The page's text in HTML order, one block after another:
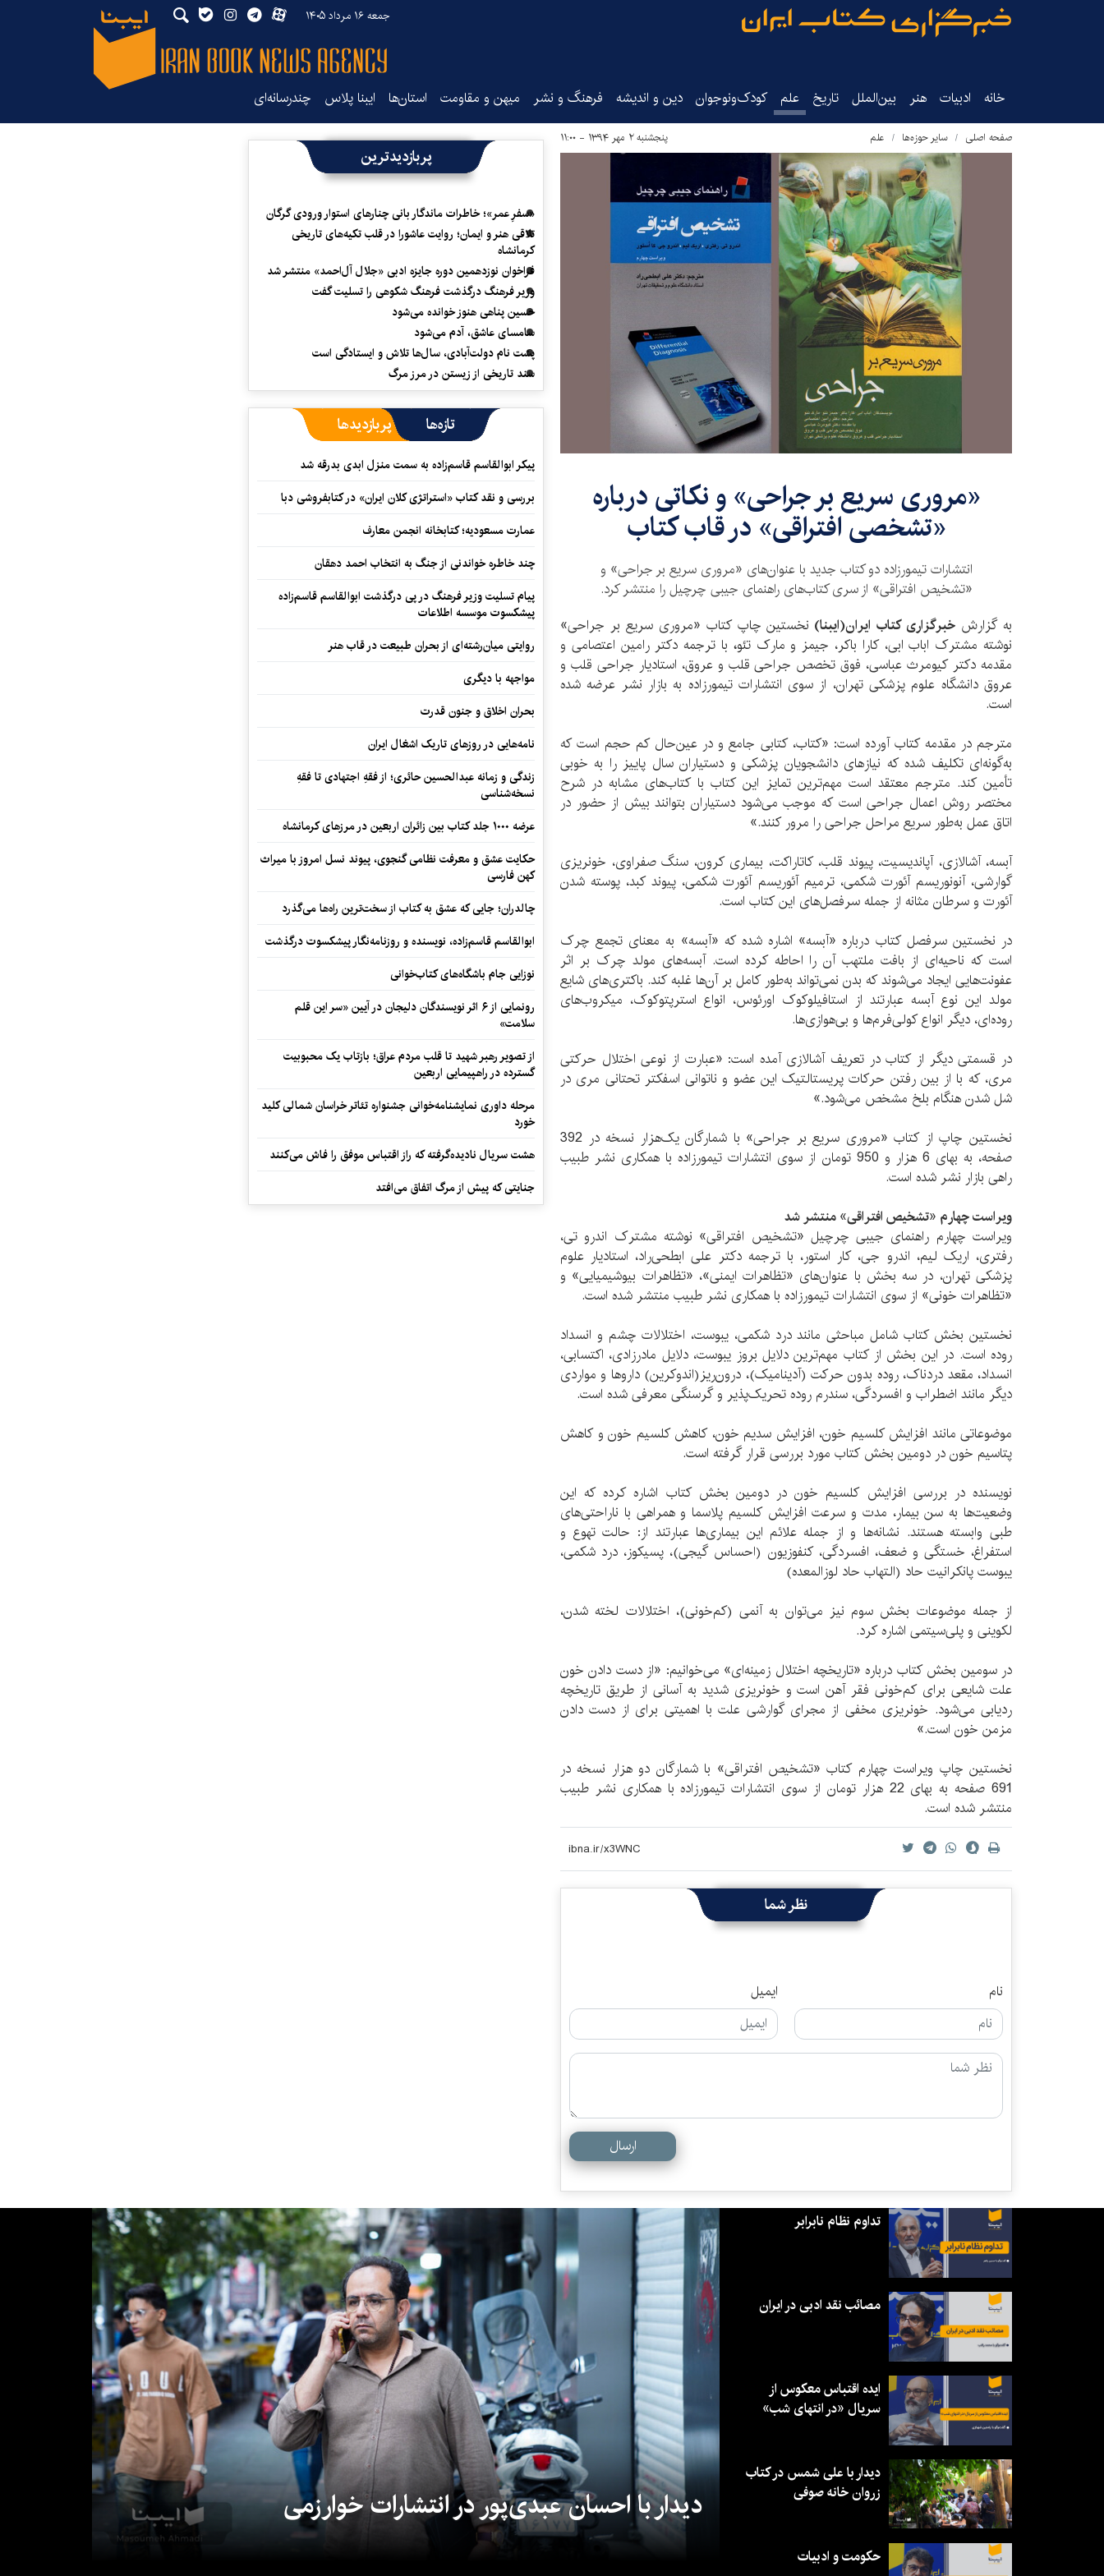
جمعه ۱۶ مرداد ۱۴۰۵
خانه ادبیات هنر بین‌الملل تاریخ‌ علم کودک‌ونوجوان دین و اندیشه فرهنگ و نشر میهن و مقاومت استان‌ها ایبنا پلاس چندرسانه‌ای
صفحه اصلی سایر حوزه‌ها علم پنجشنبه ۲ مهر ۱۳۹۴ - ۱۱:۰۰
«مروری سریع بر جراحی» و نکاتی درباره
«تشخصی افتراقی» در قاب کتاب
انتشارات تیمورزاده دو کتاب جدید با عنوان‌‌های «مروری سریع بر جراحی» و
«تشخیص افتراقی» از سری کتاب‌های راهنمای جیبی چرچیل را منتشر کرد.
به گزارش خبرگزاری کتاب ایران(ایبنا) نخستین چاپ کتاب «مروری سریع بر جراحی»
نوشته مشترک اباب ابی،‌ کارا باکر، جیمز و مارک تئو، با ترجمه دکتر رامین اعتصامی و
مقدمه دکتر کیومرث عباسی،‌ فوق تخصص جراحی قلب و عروق، استاد‌یار جراحی قلب و
عروق دانشگاه علوم پزشکی تهران، از سوی انتشارات تیمور‌زاده به بازار نشر عرضه شده
است.
مترجم در مقدمه کتاب آورده است: «کتاب، کتابی جامع و در عین‌حال کم حجم است که
به‌گونه‌ای تکلیف شده که نیاز‌‌های دانشجویان پزشکی و دستیاران سال پاییز را به خوبی
تأمین کند. مترجم معتقد است مهم‌ترین تمایز این کتاب با کتاب‌های مشابه در شرح
مختصر روش اعمال جراحی است که موجب می‌شود دستیاران بتوانند بیش از حضور در
اتاق عمل به‌طور سریع مراحل جراحی را مرور کنند.»
آبسه،‌ آشالازی، آپاندیسیت، پیوند قلب، کاتاراکت، بیماری کرون، سنگ صفراوی، خونریزی
گوارشی، آنونوریسم آئورت شکمی، ترمیم آئوریسم آئورت شکمی،‌ پیوند کبد، پوسته شدن
آئورت و سرطان مثانه از جمله سرفصل‌های این کتاب است.
در نخستین سرفصل کتاب درباره «آبسه» اشاره شده که «آبسه» به معنای تجمع چرک
است که ناحیه‌ای از بافت ملتهب آن را احاطه کرده است. آبسه‌های مولد چرک بر اثر
عفونت‌هایی ایجاد می‌شوند که بدن نمی‌تواند به‌طور کامل بر آن‌ها غلبه کند. باکتری‌های شایع
مولد این نوع آبسه عبارتند از استافیلوکوک اورئوس،‌ انواع استرپتوکوک، میکروب‌های
روده‌ای، دیگر انواع کولی‌فرم‌‌ها و بی‌‌هوازی‌ها.
در قسمتی دیگر از کتاب در تعریف آشالازی آمده است: «عبارت از نوعی اختلال حرکتی
مری،‌ که با از بین رفتن حرکات پریستالتیک این عضو و ناتوانی اسفکتر تحتانی مری در
شل شدن هنگام بلخ مشخص می‌شود.»
نخستین چاپ از کتاب ‌«مروری سریع بر جراحی» با شمارگان یک‌هزار نسخه در 392
صفحه، به بهای 6 هزار و 950 تومان از سوی انتشارات تیمور‌زاده با همکاری نشر طبیب
راهی بازار نشر شده است.
ویراست چهارم «تشخیص افتراقی» منتشر شد
ویراست چهارم راهنمای جیبی چرچیل «تشخیص افتراقی» نوشته مشترک اندرو تی،
رفتری، اریک لیم، اندرو جی، کار استور، با ترجمه دکتر علی ابطحی‌راد، استاد‌یار علوم
پزشکی تهران، در سه بخش با عنوان‌های «تظاهرات ایمنی»، «تظاهرات بیوشیمیایی» و
«تظاهرات خونی» از سوی انتشارات تیمورزاده با همکاری نشر طبیب منتشر شده است.
نخستین بخش کتاب شامل مباحثی مانند درد شکمی،‌ یبوست،‌ اختلالات چشم و انسداد
روده است. در این بخش از کتاب مهم‌ترین دلایل بروز یبوست، دلایل مادر‌زادی،‌ اکتسابی،
انسداد، مقعد دردناک، روده بدون حرکت (آدینامیک)، درون‌ریز(اندوکرین) دارو‌ها و مواردی
دیگر مانند اضطراب و افسردگی، سندرم روده تحریک‌پذیر و گرسنگی معرفی شده است.
موضوعاتی مانند افزایش کلسیم خون، افزایش سدیم خون،‌ کاهش کلسیم خون و کاهش
پتاسیم خون در دومین بخش کتاب مورد بررسی قرار گرفته است.
نویسنده در بررسی افزایش کلسیم خون در دومین بخش کتاب اشاره کرده که این
وضعیت‌ها به سن بیمار، مدت و سرعت افزایش کلسیم پلاسما و همراهی با ناراحتی‌های
طبی وابسته هستند. نشانه‌ها و از جمله علائم این بیماری‌ها عبارتند از: حالت تهوع و
استفراغ، خستگی و ضعف، افسردگی، کنفوزیون (احساس گیجی)، پسیکوز، درد شکمی،
‌یبوست پانکرانیت حاد (التهاب حاد لوزالمعده)
از جمله موضوعات بخش سوم نیز می‌توان به آنمی (کم‌‌خونی)، اختلالات لخته شدن،‌
لکوینی و پلی‌سیتمی اشاره کرد.
در سومین بخش کتاب درباره «تاریخچه‌ اختلال زمینه‌ای» می‌خوانیم: «از دست دادن خون
علت شایعی برای کم‌خونی فقر آهن است و خونریزی شدید به آسانی از طریق تاریخچه
ردیابی می‌شود. خونریزی مخفی از مجرای گوارشی علت با اهمیتی برای از دست دادن
مزمن خون است.»
نخستین چاپ ویراست چهارم کتاب «تشخیص افتراقی» با شمارگان دو هزار نسخه در
691 صفحه به بهای 22 هزار تومان از سوی انتشارات تیمور‌زاده با همکاری نشر طبیب
منتشر شده است.
نظر شما
نام ایمیل
ارسال
پربازدیدترین
«سفرِ عمر»؛ خاطرات ماندگار بانی چنارهای استوار ورودی گرگان
تلاقی هنر و ایمان؛ روایت عاشورا در قلب تکیه‌های تاریخی
کرمانشاه
فراخوان نوزدهمین دوره جایزه ادبی «جلال آل‌احمد» منتشر شد
وزیر فرهنگ درگذشت فرهنگ شکوهی را تسلیت گفت
حسین پناهی هنوز خوانده می‌شود
سامسای عاشق، آدم می‌شود
پشت نام دولت‌آبادی، سال‌ها تلاش و ایستادگی است
سند تاریخی از زیستن در مرز مرگ
تازه‌ها پربازدیدها
پیکر ابوالقاسم قاسم‌زاده به سمت منزل ابدی بدرقه شد
بررسی و نقد کتاب «استراتژی کلان ایران» در کتابفروشی دبا
عمارت مسعودیه؛ کتابخانه انجمن معارف
چند خاطره خواندنی از جنگ به انتخاب احمد دهقان
پیام تسلیت وزیر فرهنگ در پی درگذشت ابوالقاسم قاسم‌زاده
پیشکسوت موسسه اطلاعات
روایتی میان‌رشته‌ای از بحران طبیعت در قاب هنر
مواجهه با دیگری
بحران اخلاق و جنون قدرت
نامه‌هایی در روزهای تاریک اشغال ایران
زندگی و زمانه عبدالحسین حائری؛ از فقهِ اجتهادی تا فقهِ
نسخه‌شناسی
عرضه ۱۰۰۰ جلد کتاب بین زائران اربعین در مرزهای کرمانشاه
حکایت عشق و معرفت نظامی گنجوی، پیوند نسل امروز با میراث
کهن فارسی
چالدران؛ جایی که عشق به کتاب از سخت‌ترین راه‌ها می‌گذرد
ابوالقاسم قاسم‌زاده، نویسنده و روزنامه‌نگار پیشکسوت درگذشت
نوزایی جام باشگاه‌های کتاب‌خوانی
رونمایی از ۶ اثر نویسندگان دلیجان در آیین «سر این قلم
سلامت»
از تصویر رهبر شهید تا قلب مردم عراق؛ بازتاب یک محبوبیت
گسترده در راهپیمایی اربعین
مرحله داوری نمایشنامه‌خوانی جشنواره تئاتر خراسان شمالی کلید
خورد
هشت سریال نادیده‌گرفته که راز اقتباس موفق را فاش می‌کنند
جنایتی که پیش از مرگ اتفاق می‌افتد
دیدار با احسان عبدی‌پور در انتشارات خوارزمی
تداوم نظام نابرابر
مصائب نقد ادبی در ایران
ایده اقتباس معکوس از
سریال «در انتهای شب»
دیدار با علی شمس در کتاب
زروان خانه صوفی
حکومت و ادبیات